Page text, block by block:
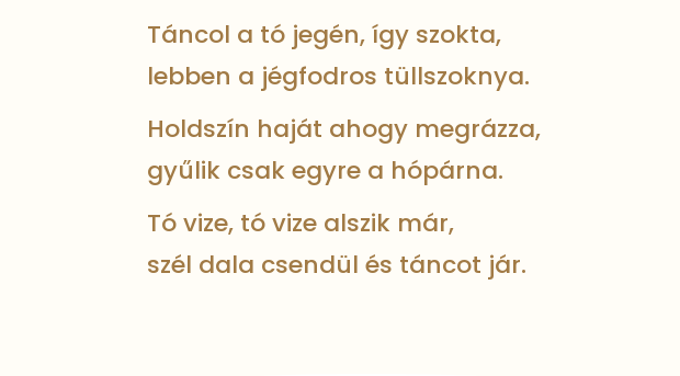
Táncol a tó jegén, így szokta,
lebben a jégfodros tüllszoknya.
Holdszín haját ahogy megrázza,
gyűlik csak egyre a hópárna.
Tó vize, tó vize alszik már,
szél dala csendül és táncot jár.